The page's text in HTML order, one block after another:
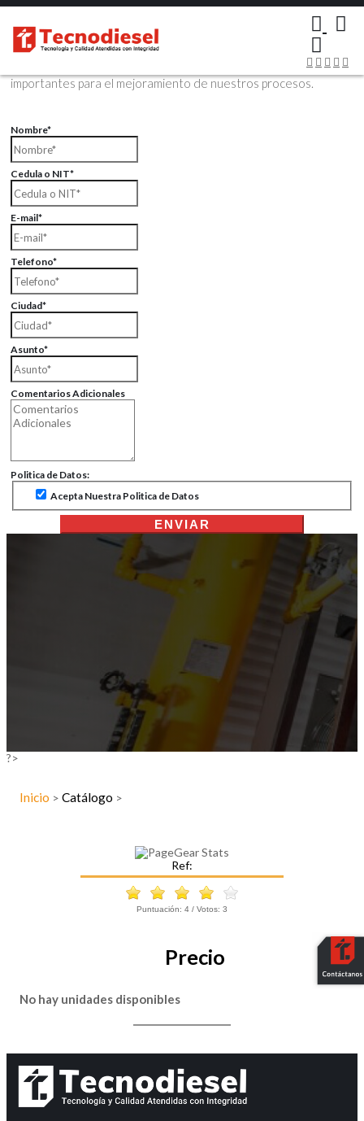
Contáctenos Vía Email
Envíenos sus datos con sus comentarios, sus opiniones son muy
importantes para el mejoramiento de nuestros procesos.
Nombre*
Cedula o NIT*
E-mail*
Telefono*
Ciudad*
Asunto*
Comentarios Adicionales
Politica de Datos:
Acepta Nuestra Politica de Datos
ENVIAR
?>
Inicio > Catálogo >
Ref:
Puntuación: 4 / Votos: 3
Precio
No hay unidades disponibles